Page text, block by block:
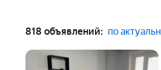
818 объявлений: по